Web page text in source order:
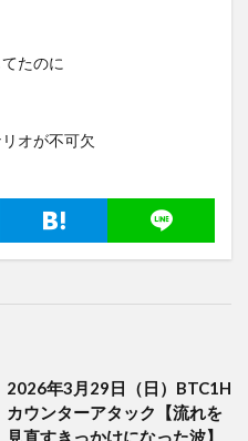
たのに
オが不可欠
2026年3月29日（日）BTC1H
カウンターアタック【流れを
見直すきっかけになった波】